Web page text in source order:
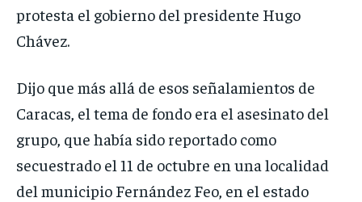
protesta el gobierno del presidente Hugo
Chávez.
Dijo que más allá de esos señalamientos de
Caracas, el tema de fondo era el asesinato del
grupo, que había sido reportado como
secuestrado el 11 de octubre en una localidad
del municipio Fernández Feo, en el estado